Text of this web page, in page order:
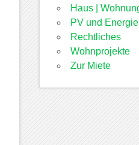
Haus |
PV und Energie
Rechtliches
Wohnprojekte
Zur Miete